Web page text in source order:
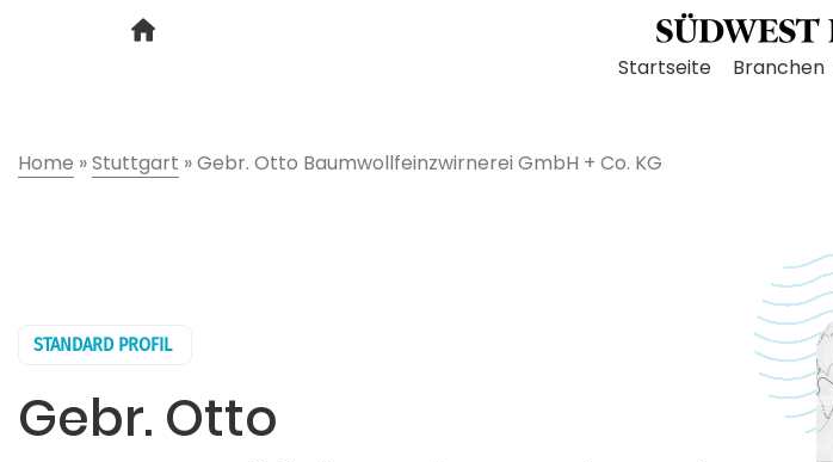
Startseite Branchen
Home »Stuttgart »Gebr. Otto Baumwollfeinzwirnerei GmbH + Co. KG
STANDARD PROFIL
Gebr. Otto